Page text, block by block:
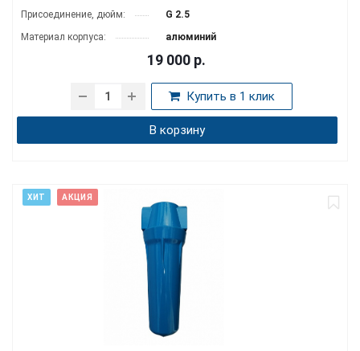
Присоединение, дюйм:
G 2.5
Материал корпуса:
алюминий
19 000 р.
Купить в 1 клик
В корзину
ХИТ АКЦИЯ